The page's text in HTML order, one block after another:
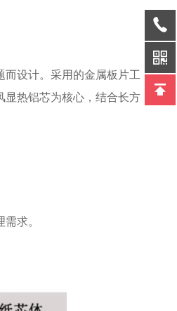
设计。采用的金属板片工
显热铝芯为核心，结合长方
求。